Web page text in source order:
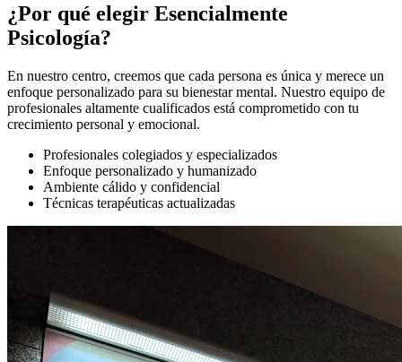
¿Por qué elegir Esencialmente
Psicología?
En nuestro centro, creemos que cada persona es única y merece un
enfoque personalizado para su bienestar mental. Nuestro equipo de
profesionales altamente cualificados está comprometido con tu
crecimiento personal y emocional.
Profesionales colegiados y especializados
Enfoque personalizado y humanizado
Ambiente cálido y confidencial
Técnicas terapéuticas actualizadas